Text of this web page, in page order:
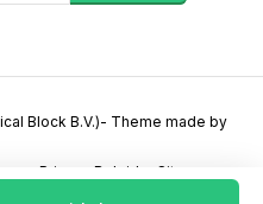
Privacy Beleid Sitemap
Block B.V.)- Theme made by